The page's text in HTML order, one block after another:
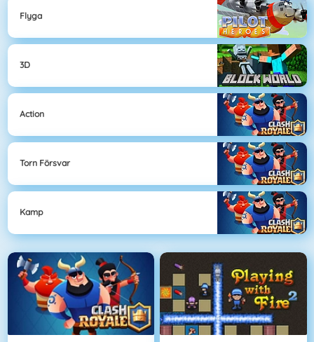
Flyga
3D
Action
Torn Försvar
Kamp